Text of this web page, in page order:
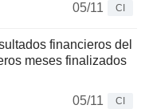
05/11
CI
financieros del
meses finalizados
05/11
CI